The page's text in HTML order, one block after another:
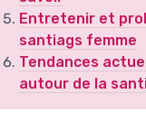
Entretenir et
santiags femme
Tendances
autour de la